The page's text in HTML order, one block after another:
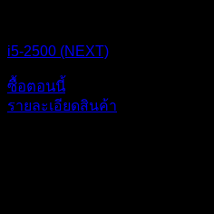
i5-2500 (NEXT)
ซื้อตอนนี้
รายละเอียดสินค้า